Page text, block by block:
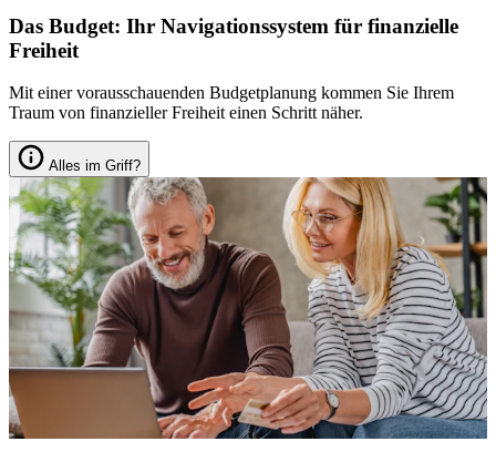
Das Budget: Ihr Navigationssystem für finanzielle
Freiheit
Mit einer vorausschauenden Budgetplanung kommen Sie Ihrem
Traum von finanzieller Freiheit einen Schritt näher.
Alles im Griff?